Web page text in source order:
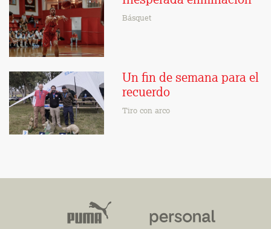
Básquet
Un fin de semana para el
recuerdo
Tiro con arco